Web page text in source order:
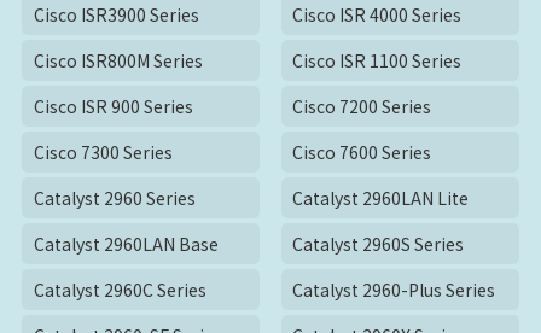
Cisco ISR3900 Series
Cisco ISR 4000 Series
Cisco ISR800M Series
Cisco ISR 1100 Series
Cisco ISR 900 Series
Cisco 7200 Series
Cisco 7300 Series
Cisco 7600 Series
Catalyst 2960 Series
Catalyst 2960LAN Lite
Catalyst 2960LAN Base
Catalyst 2960S Series
Catalyst 2960C Series
Catalyst 2960-Plus Series